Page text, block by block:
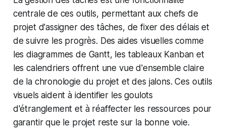
centrale de ces outils, permettant aux chefs de
projet d'assigner des tâches, de fixer des délais et
de suivre les progrès. Des aides visuelles comme
les diagrammes de Gantt, les tableaux Kanban et
les calendriers offrent une vue d'ensemble claire
de la chronologie du projet et des jalons. Ces outils
visuels aident à identifier les goulots
d'étranglement et à réaffecter les ressources pour
garantir que le projet reste sur la bonne voie.